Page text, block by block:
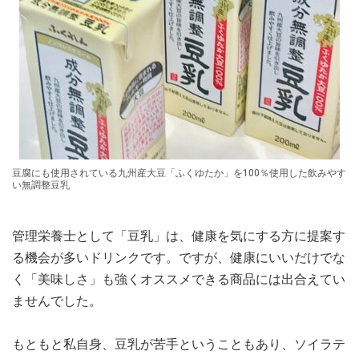
豆腐にも使用されている九州産大豆「ふくゆたか」を100％使用した飲みやす
い無調整豆乳
管理栄養士として「豆乳」は、健康を気にする方に提案す
る機会が多いドリンクです。ですが、健康にいいだけでな
く「美味しさ」も強くオススメできる商品には出合えてい
ませんでした。
もともと私自身、豆乳が苦手ということもあり、ソイラテ